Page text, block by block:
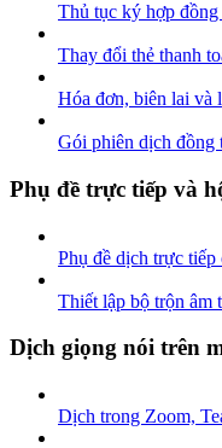
Thủ tục ký hợp đồng
Thay đổi thẻ thanh
Hóa đơn, biên lai và
Gói phiên dịch đồng
Phụ đề trực tiếp và
Phụ đề dịch trực tiếp
Thiết lập bộ trộn âm
Dịch giọng nói trên
Dịch trong Zoom,